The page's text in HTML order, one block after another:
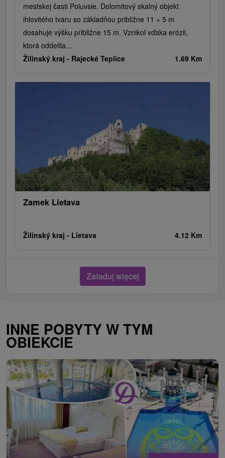
mestskej časti Poluvsie. Dolomitový skalný objekt
ihlovitého tvaru so základňou približne 11 × 5 m
dosahuje výšku približne 15 m. Vznikol vďaka erózii,
ktorá oddelila...
Žilinský kraj - Rajecké Teplice 1.69 Km
Zamek Lietava
Žilinský kraj - Lietava 4.12 Km
Załaduj więcej
INNE POBYTY W TYM
OBIEKCIE